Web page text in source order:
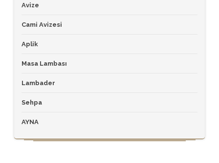
Avize
Cami Avizesi
Aplik
Masa Lambası
Lambader
Sehpa
AYNA